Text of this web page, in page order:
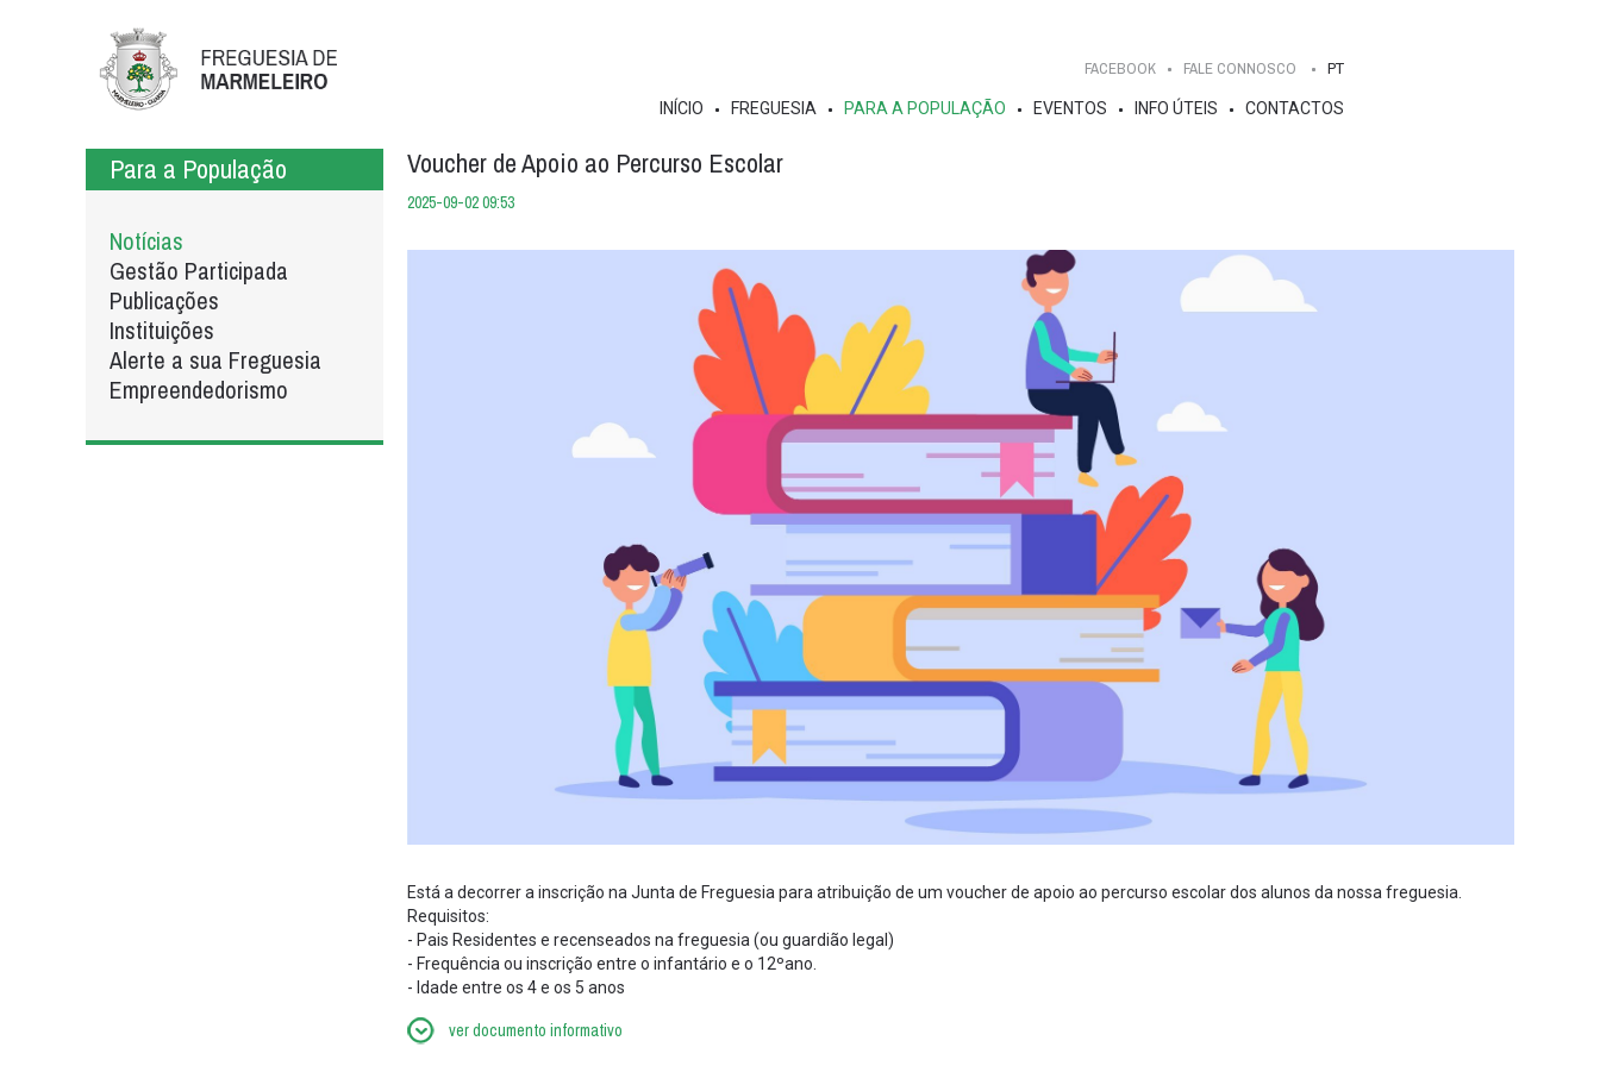
FACEBOOK FALE CONNOSCO PT
INÍCIO FREGUESIA PARA A POPULAÇÃO EVENTOS INFO ÚTEIS CONTACTOS
Para a População
Notícias
Gestão Participada
Publicações
Instituições
Alerte a sua Freguesia
Empreendedorismo
Voucher de Apoio ao Percurso Escolar
2025-09-02 09:53
Está a decorrer a inscrição na Junta de Freguesia para atribuição de um voucher de apoio ao percurso escolar dos alunos da nossa freguesia.
Requisitos:
- Pais Residentes e recenseados na freguesia (ou guardião legal)
- Frequência ou inscrição entre o infantário e o 12ºano.
- Idade entre os 4 e os 5 anos
ver documento informativo